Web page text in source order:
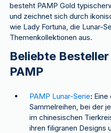
besteht PAMP Gold
und zeichnet sich durch
wie Lady Fortuna, die Lunar-
Themenkollektionen aus.
Beliebte
PAMP
PAMP Lunar-Serie:
Sammelreihen, bei der
im chinesischen
ihren filigranen Designs